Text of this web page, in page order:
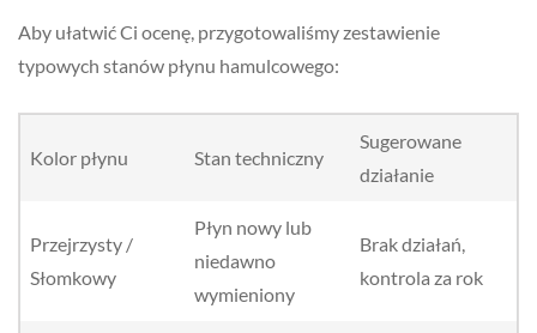
Aby ułatwić Ci ocenę, przygotowaliśmy zestawienie
typowych stanów płynu hamulcowego:
Kolor płynu Stan techniczny
Sugerowane
działanie
Przejrzysty /
Słomkowy
Płyn nowy lub
niedawno
wymieniony
Brak działań,
kontrola za rok